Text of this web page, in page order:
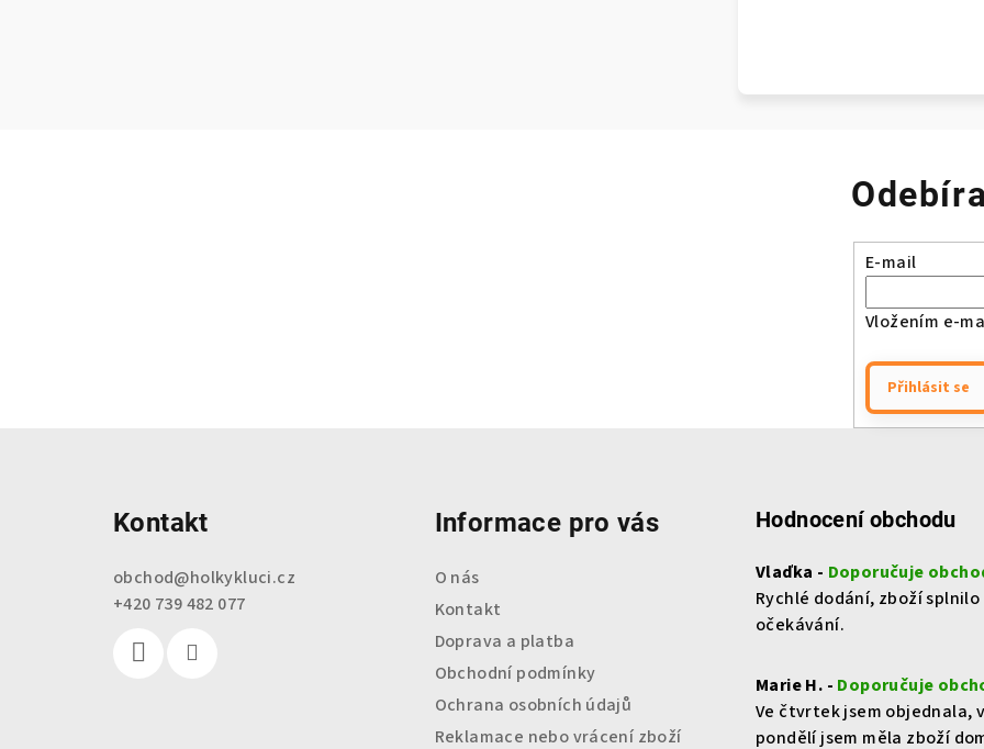
E-mail
Vložením e-
Přihlásit se
Kontakt
obchod@holkykluci.cz
+420 739 482 077
Informace pro vás
O nás
Kontakt
Doprava a platba
Obchodní podmínky
Ochrana osobních údajů
Reklamace nebo vrácení zboží
Hodnocení obchodu
Vlaďka - Doporučuje
Rychlé dodání, zboží splnilo
očekávání.
Marie H. - Doporučuje
Ve čtvrtek jsem objednala, v
pondělí jsem měla zboží